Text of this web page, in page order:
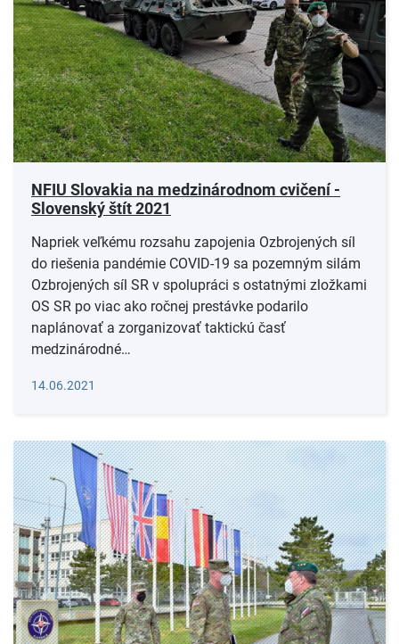
NFIU Slovakia na medzinárodnom cvičení -
Slovenský štít 2021
Napriek veľkému rozsahu zapojenia Ozbrojených síl
do riešenia pandémie COVID-19 sa pozemným silám
Ozbrojených síl SR v spolupráci s ostatnými zložkami
OS SR po viac ako ročnej prestávke podarilo
naplánovať a zorganizovať taktickú časť
medzinárodné…
14.06.2021